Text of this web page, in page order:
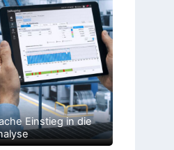
Einstieg in die